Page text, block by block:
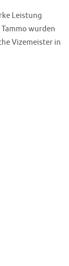
Leistung
wurden
Vizemeister in